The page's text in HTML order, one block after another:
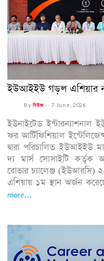
ইউআইইউ গড়ল এশিয়ার
Byনিউজ -- 7 June, 2026
ইউনাইটেড ইন্টারন্যাশনাল
ফর আর্টিফিশিয়াল
দ্বারা পরিচালিত ইউআইইউ
দ্য মার্স সোসাইটি কর্তৃক
রোভার চ্যালেঞ্জ (ইউআরসি)
এশিয়ায় ১ম স্থান অর্জন
more...